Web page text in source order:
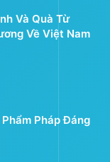
Và Quà Từ
Về Việt Nam
Pháp Đáng